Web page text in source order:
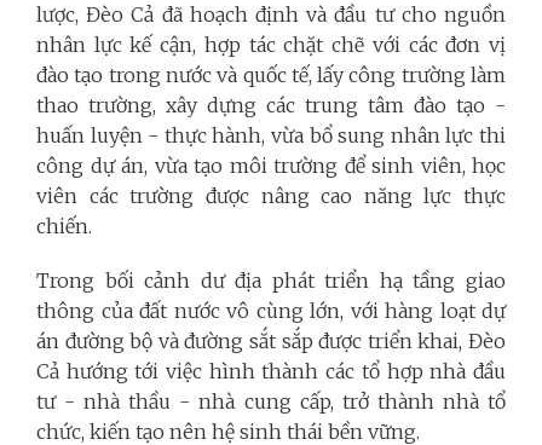
lược, Đèo Cả đã hoạch định và đầu tư cho nguồn
nhân lực kế cận, hợp tác chặt chẽ với các đơn vị
đào tạo trong nước và quốc tế, lấy công trường làm
thao trường, xây dựng các trung tâm đào tạo -
huấn luyện - thực hành, vừa bổ sung nhân lực thi
công dự án, vừa tạo môi trường để sinh viên, học
viên các trường được nâng cao năng lực thực
chiến.
Trong bối cảnh dư địa phát triển hạ tầng giao
thông của đất nước vô cùng lớn, với hàng loạt dự
án đường bộ và đường sắt sắp được triển khai, Đèo
Cả hướng tới việc hình thành các tổ hợp nhà đầu
tư - nhà thầu - nhà cung cấp, trở thành nhà tổ
chức, kiến tạo nên hệ sinh thái bền vững.